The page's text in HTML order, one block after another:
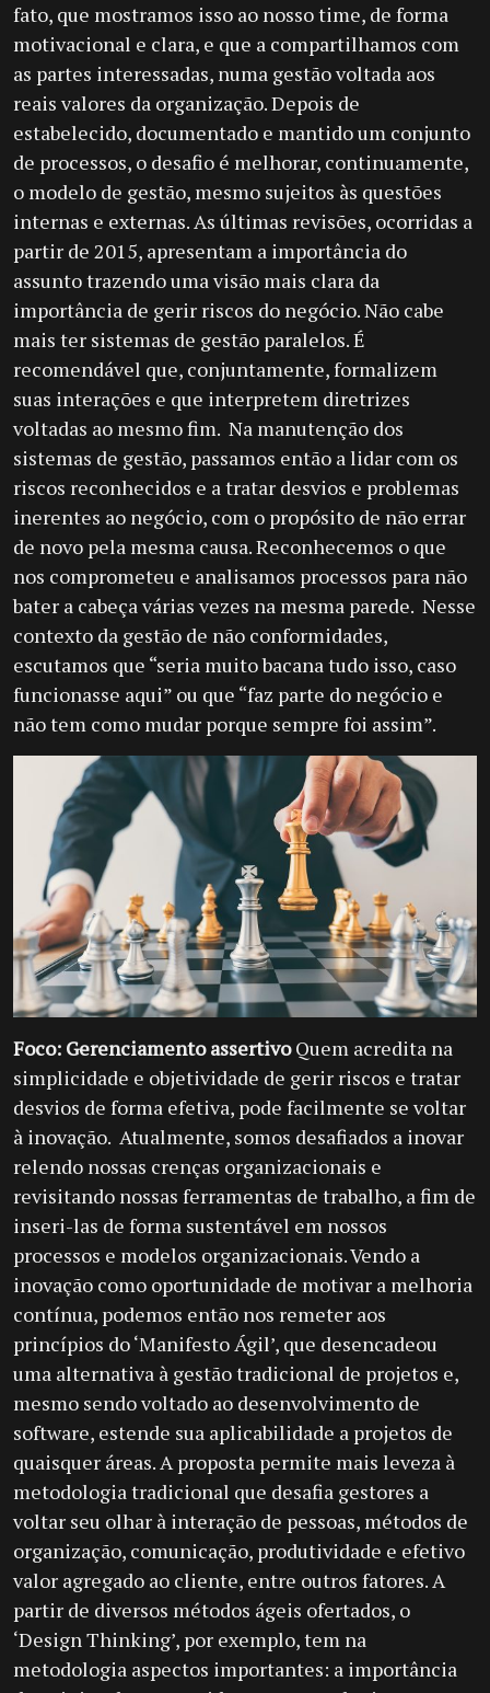
fato, que mostramos isso ao nosso time, de forma
motivacional e clara, e que a compartilhamos com
as partes interessadas, numa gestão voltada aos
reais valores da organização. Depois de
estabelecido, documentado e mantido um conjunto
de processos, o desafio é melhorar, continuamente,
o modelo de gestão, mesmo sujeitos às questões
internas e externas. As últimas revisões, ocorridas a
partir de 2015, apresentam a importância do
assunto trazendo uma visão mais clara da
importância de gerir riscos do negócio. Não cabe
mais ter sistemas de gestão paralelos. É
recomendável que, conjuntamente, formalizem
suas interações e que interpretem diretrizes
voltadas ao mesmo fim. Na manutenção dos
sistemas de gestão, passamos então a lidar com os
riscos reconhecidos e a tratar desvios e problemas
inerentes ao negócio, com o propósito de não errar
de novo pela mesma causa. Reconhecemos o que
nos comprometeu e analisamos processos para não
bater a cabeça várias vezes na mesma parede. Nesse
contexto da gestão de não conformidades,
escutamos que “seria muito bacana tudo isso, caso
funcionasse aqui” ou que “faz parte do negócio e
não tem como mudar porque sempre foi assim”.
Foco: Gerenciamento assertivoQuem acredita na
simplicidade e objetividade de gerir riscos e tratar
desvios de forma efetiva, pode facilmente se voltar
à inovação. Atualmente, somos desafiados a inovar
relendo nossas crenças organizacionais e
revisitando nossas ferramentas de trabalho, a fim de
inseri-las de forma sustentável em nossos
processos e modelos organizacionais. Vendo a
inovação como oportunidade de motivar a melhoria
contínua, podemos então nos remeter aos
princípios do ‘Manifesto Ágil’, que desencadeou
uma alternativa à gestão tradicional de projetos e,
mesmo sendo voltado ao desenvolvimento de
software, estende sua aplicabilidade a projetos de
quaisquer áreas. A proposta permite mais leveza à
metodologia tradicional que desafia gestores a
voltar seu olhar à interação de pessoas, métodos de
organização, comunicação, produtividade e efetivo
valor agregado ao cliente, entre outros fatores. A
partir de diversos métodos ágeis ofertados, o
‘Design Thinking’, por exemplo, tem na
metodologia aspectos importantes: a importância